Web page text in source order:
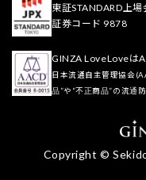
東証STANDARD上場
証券コード 9878
GINZA LoveLoveは
日本流通自主管理協会
品”や“不正商品”の流通
Copyright ©